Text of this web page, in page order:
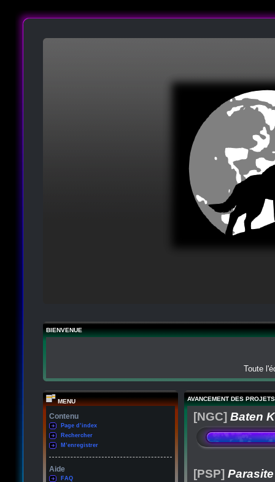
BIENVENUE
Toute
MENU
Contenu
Page d’index
Rechercher
M’enregistrer
Aide
FAQ
AVANCEMENT DES PROJETS
[NGC] Baten
[PSP]